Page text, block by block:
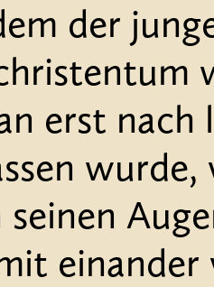
der
erst nach
seinen
einander